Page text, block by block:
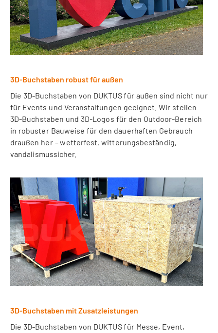
3D-Buchstaben robust für außen
Die 3D-Buchstaben von DUKTUS für außen sind nicht nur
für Events und Veranstaltungen geeignet. Wir stellen
3D-Buchstaben und 3D-Logos für den Outdoor-Bereich
in robuster Bauweise für den dauerhaften Gebrauch
draußen her – wetterfest, witterungsbeständig,
vandalismussicher.
3D-Buchstaben mit Zusatzleistungen
Die 3D-Buchstaben von DUKTUS für Messe, Event,